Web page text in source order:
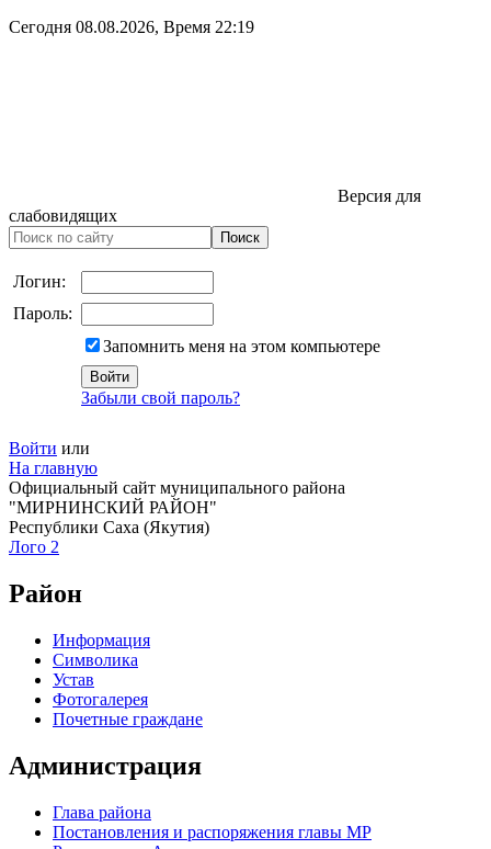
Сегодня 08.08.2026, Время 22:19
Версия для
слабовидящих
Логин:
Пароль:
Запомнить меня на этом компьютере
Забыли свой пароль?
Войти или
На главную
Официальный сайт муниципального района
"МИРНИНСКИЙ РАЙОН"
Республики Саха (Якутия)
Лого 2
Район
Информация
Символика
Устав
Фотогалерея
Почетные граждане
Администрация
Глава района
Постановления и распоряжения главы МР